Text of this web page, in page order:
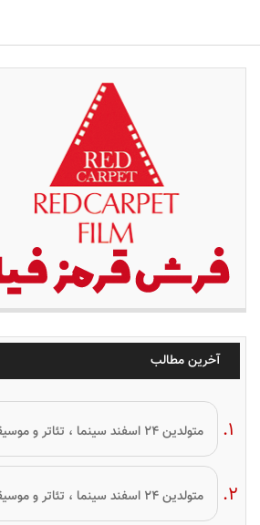
آخرین مطالب
متولدین ۲۴ اسفند سینما ، تئاتر و موسیقی؛ مریم معصومی
متولدین ۲۴ اسفند سینما ، تئاتر و موسیقی؛ اسفندیار منفردزاده